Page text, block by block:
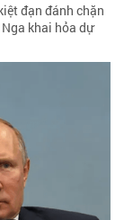
đạn đánh chặn
khai hỏa dự